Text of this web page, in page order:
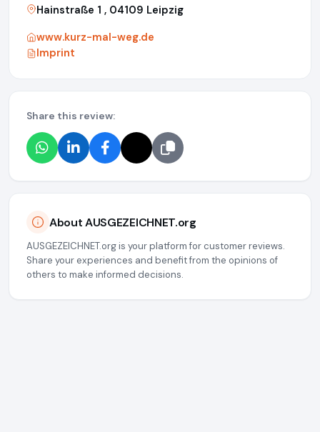
Hainstraße 1 , 04109 Leipzig
www.kurz-mal-weg.de
Imprint
Share this review:
About AUSGEZEICHNET.org
AUSGEZEICHNET.org is your platform for customer reviews.
Share your experiences and benefit from the opinions of
others to make informed decisions.